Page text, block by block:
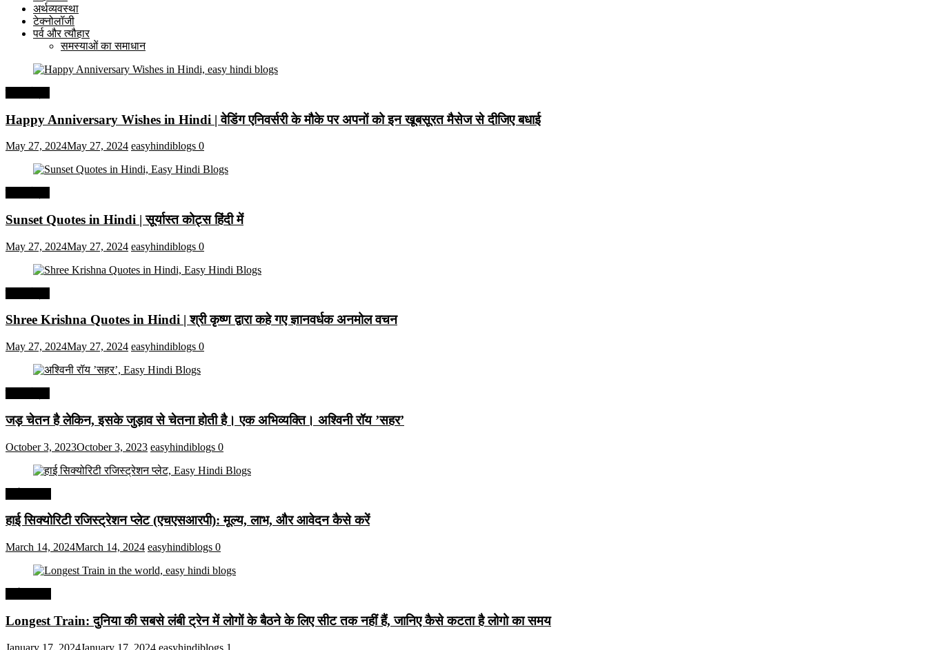
अर्थव्यवस्था
टेक्नोलॉजी
पर्व और त्यौहार
समस्याओं का समाधान
Happy Anniversary Wishes in Hindi | वेडिंग एनिवर्सरी के मौके पर अपनों को इन खूबसूरत मैसेज से दीजिए बधाई
May 27, 2024May 27, 2024 easyhindiblogs 0
Sunset Quotes in Hindi | सूर्यास्त कोट्स हिंदी में
May 27, 2024May 27, 2024 easyhindiblogs 0
Shree Krishna Quotes in Hindi | श्री कृष्ण द्वारा कहे गए ज्ञानवर्धक अनमोल वचन
May 27, 2024May 27, 2024 easyhindiblogs 0
जड़ चेतन है लेकिन, इसके जुड़ाव से चेतना होती है। एक अभिव्यक्ति। अश्विनी रॉय ’सहर’
October 3, 2023October 3, 2023 easyhindiblogs 0
हाई सिक्योरिटी रजिस्ट्रेशन प्लेट (एचएसआरपी): मूल्य, लाभ, और आवेदन कैसे करें
March 14, 2024March 14, 2024 easyhindiblogs 0
Longest Train: दुनिया की सबसे लंबी ट्रेन में लोगों के बैठने के लिए सीट तक ​​नहीं हैं, जानिए कैसे कटता है लोगो का समय
January 17, 2024January 17, 2024 easyhindiblogs 1